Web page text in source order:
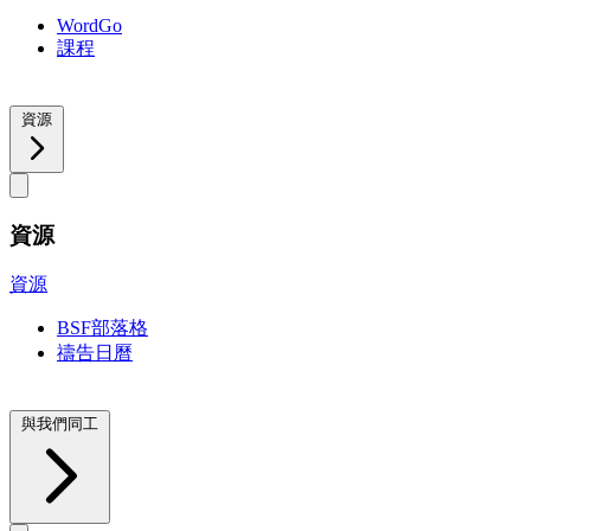
WordGo
課程
資源
資源
資源
BSF部落格
禱告日曆
與我們同工